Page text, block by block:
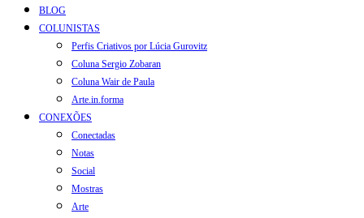
BLOG
COLUNISTAS
Perfis Criativos por Lúcia Gurovitz
Coluna Sergio Zobaran
Coluna Wair de Paula
Arte.in.forma
CONEXÕES
Conectadas
Notas
Social
Mostras
Arte